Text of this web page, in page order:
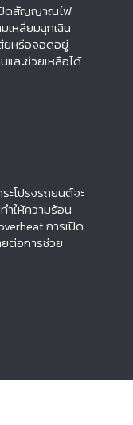
เปิดสัญญาณไฟ
เหลี่ยมฉุกเฉิน
ยหรือจอดอยู่
ละช่วยเหลือได้
ะโปรงรถยนต์จะ
ให้ความร้อน
การเปิด
ยต่อการช่วย